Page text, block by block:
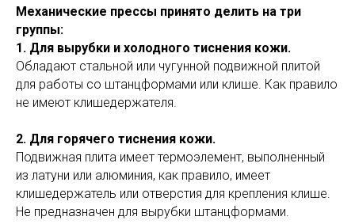
Механические прессы принято делить на три
группы:
1. Для вырубки и холодного тиснения кожи.
Обладают стальной или чугунной подвижной плитой
для работы со штанцформами или клише. Как правило
не имеют клишедержателя.
2. Для горячего тиснения кожи.
Подвижная плита имеет термоэлемент, выполненный
из латуни или алюминия, как правило, имеет
клишедержатель или отверстия для крепления клише.
Не предназначен для вырубки штанцформами.